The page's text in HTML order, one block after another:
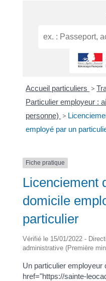
Accueil particuliers >
Particulier employeur :
personne) >
employé par un
Fiche pratique
Licenciement
domicile
particulier
Vérifié le 15/01/2022 -
administrative (Première
Un particulier employeur
href="https://sainte-